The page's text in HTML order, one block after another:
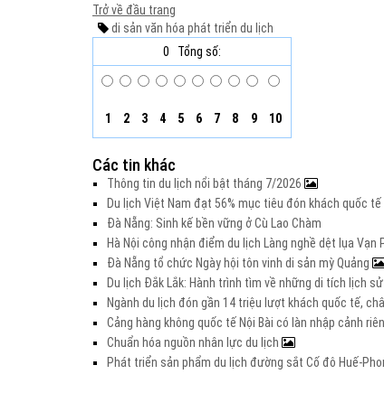
Trở về đầu trang
di sản văn hóa phát triển du lịch
0
Tổng số:
1 2 3 4 5 6 7 8 9 10
Các tin khác
Thông tin du lịch nổi bật tháng 7/2026
Du lịch Việt Nam đạt 56% mục tiêu đón khách quốc tế
Đà Nẵng: Sinh kế bền vững ở Cù Lao Chàm
Hà Nội công nhận điểm du lịch Làng nghề dệt lụa Vạn
Đà Nẵng tổ chức Ngày hội tôn vinh di sản mỳ Quảng
Du lịch Đắk Lắk: Hành trình tìm về những di tích lịch
Ngành du lịch đón gần 14 triệu lượt khách quốc tế,
Cảng hàng không quốc tế Nội Bài có làn nhập cảnh
Chuẩn hóa nguồn nhân lực du lịch
Phát triển sản phẩm du lịch đường sắt Cố đô Huế-